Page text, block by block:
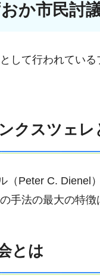
か市民討
して行われてい
クスツェレ
（Peter C. Dienel
手法の最大の特
とは